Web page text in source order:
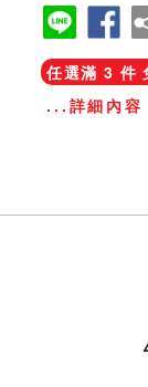
任選滿 3 件
...詳細內容